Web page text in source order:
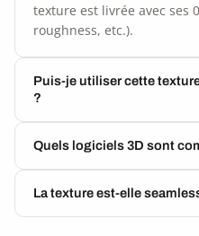
texture est livrée avec ses
roughness, etc.).
Puis-je utiliser cette
?
Quels logiciels 3D sont
La texture est-elle